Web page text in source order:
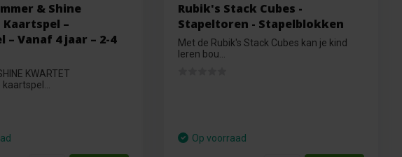
& Shine
–
– Vanaf 4 jaar – 2-4
KWARTET
kaartspel...
Rubik's Stack Cubes -
Stapeltoren - Stapelblokken
Met de Rubik's Stack Cubes kan je kind
leren bou...
Op voorraad